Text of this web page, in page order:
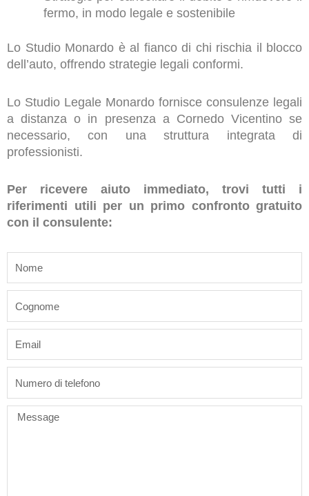
fermo, in modo legale e sostenibile
Lo Studio Monardo è al fianco di chi rischia il blocco
dell’auto, offrendo strategie legali conformi.
Lo Studio Legale Monardo fornisce consulenze legali
a distanza o in presenza a Cornedo Vicentino se
necessario, con una struttura integrata di
professionisti.
Per ricevere aiuto immediato, trovi tutti i
riferimenti utili per un primo confronto gratuito
con il consulente:
Message